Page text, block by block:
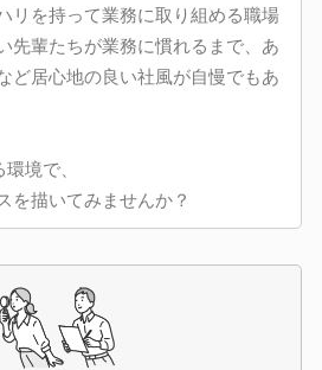
リを持って業務に取り組める職場
先輩たちが業務に慣れるまで、あ
ど居心地の良い社風が自慢でもあ
境で、
を描いてみませんか？